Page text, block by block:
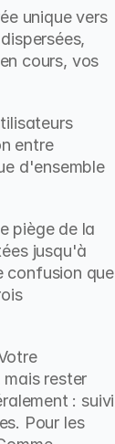
unique vers
cours, vos
entre
d'ensemble
piège de la
jusqu'à
confusion que
rester
: suivi
Pour les